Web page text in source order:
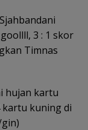
3 : 1 skor
Timnas
hujan kartu
kartu kuning di